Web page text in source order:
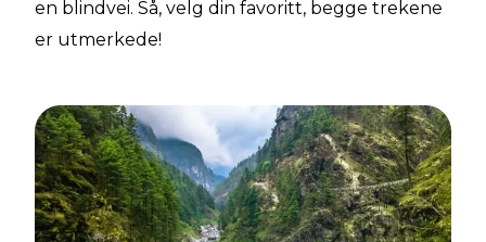
en blindvei. Så, velg din favoritt, begge trekene
er utmerkede!